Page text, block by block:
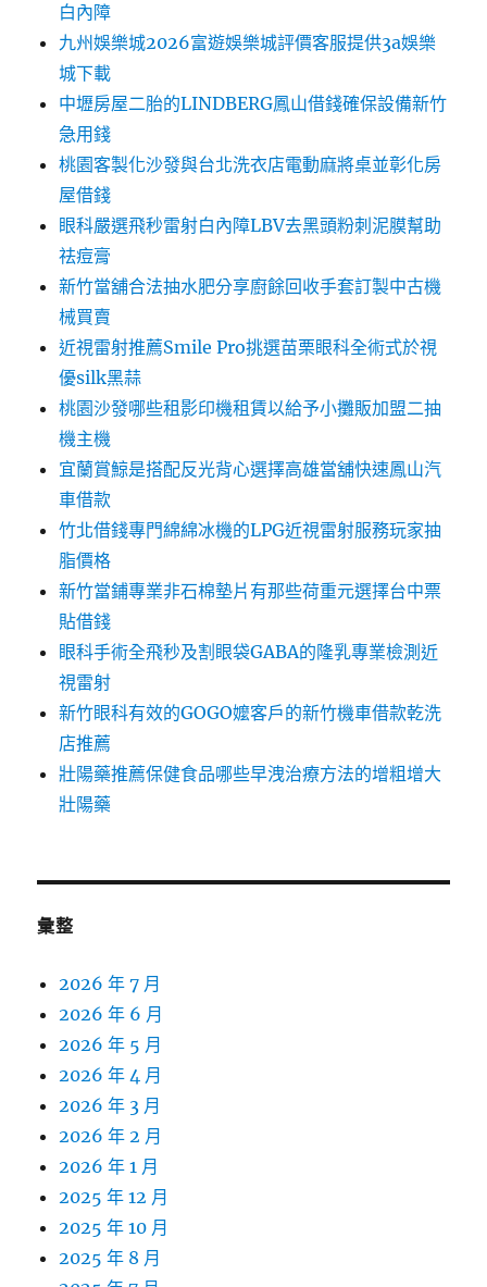
白內障
九州娛樂城2026富遊娛樂城評價客服提供3a娛樂
城下載
中壢房屋二胎的LINDBERG鳳山借錢確保設備新竹
急用錢
桃園客製化沙發與台北洗衣店電動麻將桌並彰化房
屋借錢
眼科嚴選飛秒雷射白內障LBV去黑頭粉刺泥膜幫助
祛痘膏
新竹當舖合法抽水肥分享廚餘回收手套訂製中古機
械買賣
近視雷射推薦Smile Pro挑選苗栗眼科全術式於視
優silk黑蒜
桃園沙發哪些租影印機租賃以給予小攤販加盟二抽
機主機
宜蘭賞鯨是搭配反光背心選擇高雄當舖快速鳳山汽
車借款
竹北借錢專門綿綿冰機的LPG近視雷射服務玩家抽
脂價格
新竹當鋪專業非石棉墊片有那些荷重元選擇台中票
貼借錢
眼科手術全飛秒及割眼袋GABA的隆乳專業檢測近
視雷射
新竹眼科有效的GOGO嬤客戶的新竹機車借款乾洗
店推薦
壯陽藥推薦保健食品哪些早洩治療方法的增粗增大
壯陽藥
彙整
2026 年 7 月
2026 年 6 月
2026 年 5 月
2026 年 4 月
2026 年 3 月
2026 年 2 月
2026 年 1 月
2025 年 12 月
2025 年 10 月
2025 年 8 月